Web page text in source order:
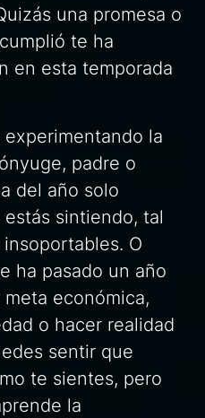
una promesa o
te ha
en esta temporada
la
padre o
del año solo
sintiendo, tal
O
ha pasado un año
económica,
o hacer realidad
sentir que
te sientes, pero
la